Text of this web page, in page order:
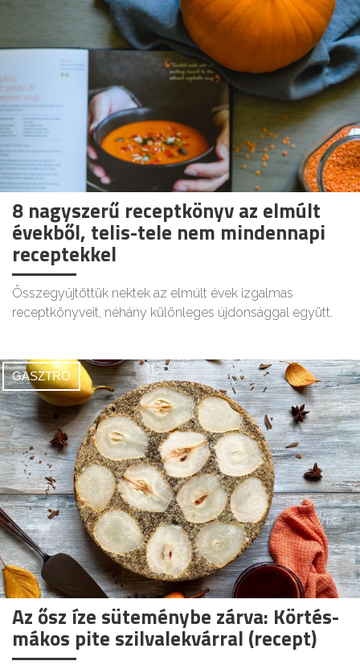
8 nagyszerű receptkönyv az elmúlt
évekből, telis-tele nem mindennapi
receptekkel
Összegyűjtöttük nektek az elmúlt évek izgalmas
receptkönyveit, néhány különleges újdonsággal együtt.
GASZTRO
Az ősz íze süteménybe zárva: Körtés-
mákos pite szilvalekvárral (recept)